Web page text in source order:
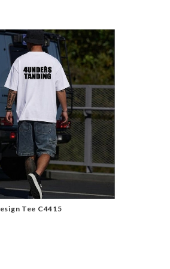
Tee C4415